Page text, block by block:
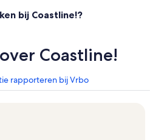
bij Coastline!?
Coastline!
rapporteren bij Vrbo